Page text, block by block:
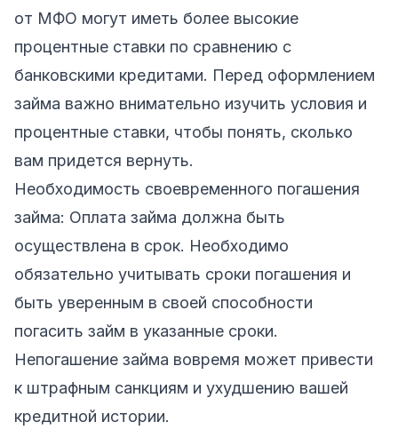
от МФО могут иметь более высокие
процентные ставки по сравнению с
банковскими кредитами. Перед оформлением
займа важно внимательно изучить условия и
процентные ставки, чтобы понять, сколько
вам придется вернуть.
Необходимость своевременного погашения
займа: Оплата займа должна быть
осуществлена в срок. Необходимо
обязательно учитывать сроки погашения и
быть уверенным в своей способности
погасить займ в указанные сроки.
Непогашение займа вовремя может привести
к штрафным санкциям и ухудшению вашей
кредитной истории.